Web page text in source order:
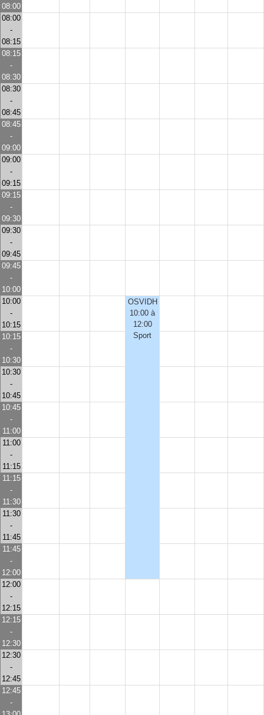
08:00
08:00
-
08:15
08:15
-
08:30
08:30
-
08:45
08:45
-
09:00
09:00
-
09:15
09:15
-
09:30
09:30
-
09:45
09:45
-
10:00
10:00
-
10:15
OSVIDH
10:00 à
12:00
Sport
10:15
-
10:30
10:30
-
10:45
10:45
-
11:00
11:00
-
11:15
11:15
-
11:30
11:30
-
11:45
11:45
-
12:00
12:00
-
12:15
12:15
-
12:30
12:30
-
12:45
12:45
-